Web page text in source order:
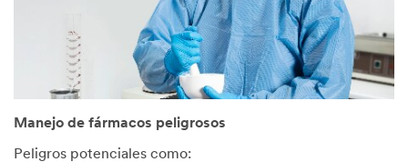
Manejo de fármacos peligrosos
Peligros potenciales como: